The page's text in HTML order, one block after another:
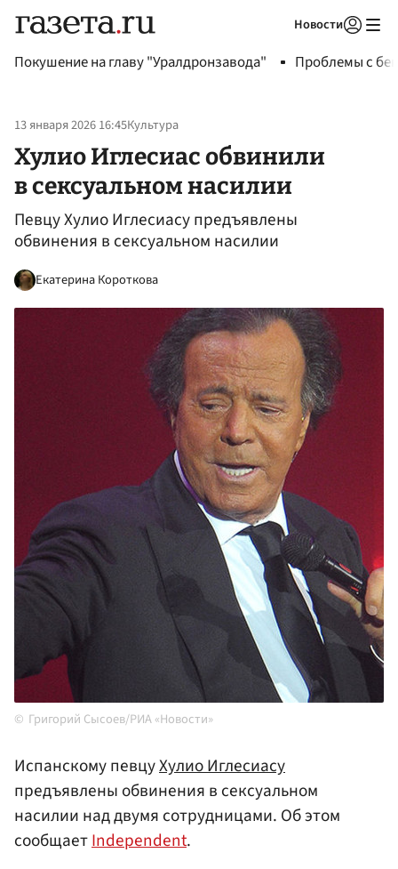
Новости
Покушение на главу "Уралдронзавода" Проблемы с
13 января 2026 16:45Культура
Хулио Иглесиас обвинили
в сексуальном насилии
Певцу Хулио Иглесиасу предъявлены
обвинения в сексуальном насилии
Екатерина Короткова
Григорий Сысоев/РИА «Новости»
Испанскому певцуХулио Иглесиасу
предъявлены обвинения в сексуальном
насилии над двумя сотрудницами. Об этом
сообщаетIndependent.